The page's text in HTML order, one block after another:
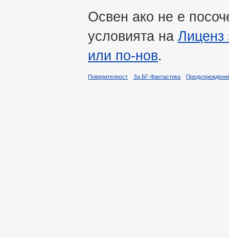
Освен ако не е
условията на Лиценз
или по-нов.
Поверителност За БГ-Фантастика